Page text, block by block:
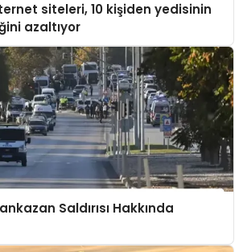
siteleri, 10 kişiden yedisinin
azaltıyor
Saldırısı Hakkında